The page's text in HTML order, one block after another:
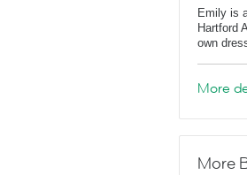
Emily is
Hartford
own
More
More